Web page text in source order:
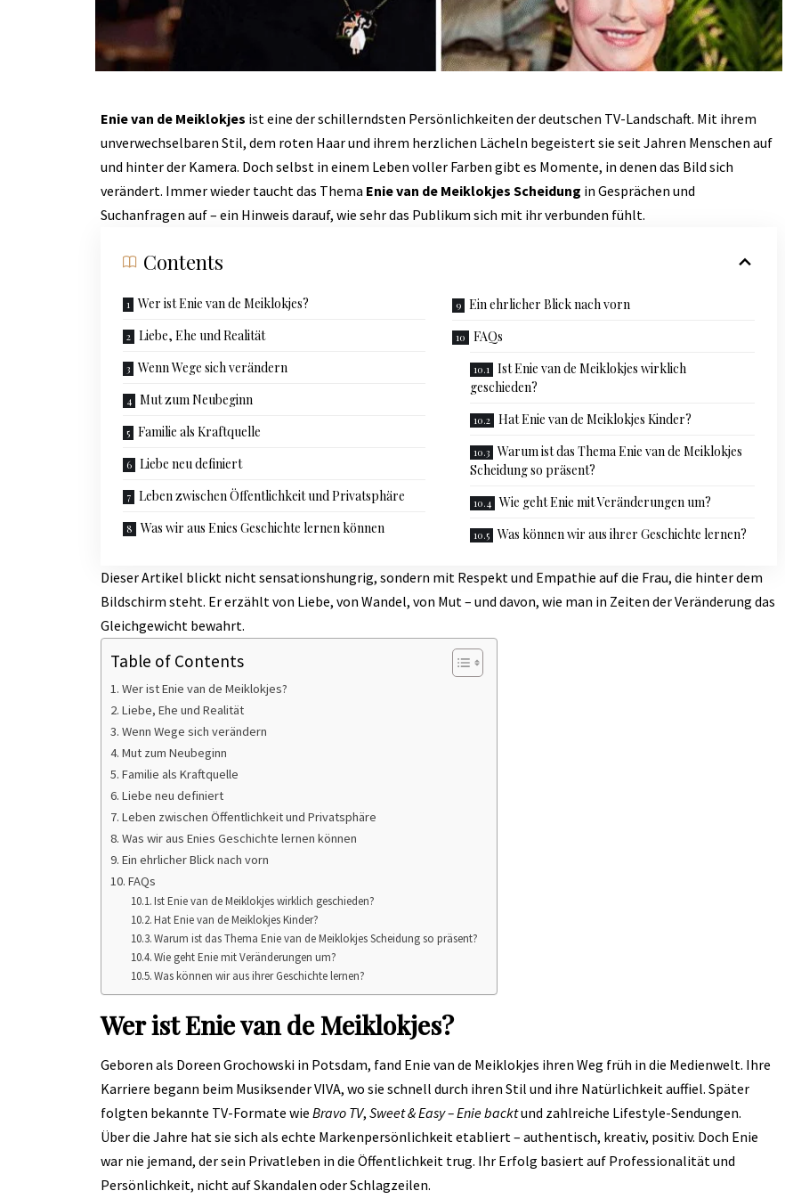
Enie van de Meiklokjes ist eine der schillerndsten Persönlichkeiten der deutschen TV-Landschaft. Mit ihrem
unverwechselbaren Stil, dem roten Haar und ihrem herzlichen Lächeln begeistert sie seit Jahren Menschen auf
und hinter der Kamera. Doch selbst in einem Leben voller Farben gibt es Momente, in denen das Bild sich
verändert. Immer wieder taucht das Thema Enie van de Meiklokjes Scheidung in Gesprächen und
Suchanfragen auf – ein Hinweis darauf, wie sehr das Publikum sich mit ihr verbunden fühlt.
Contents
Wer ist Enie van de Meiklokjes?
Liebe, Ehe und Realität
Wenn Wege sich verändern
Mut zum Neubeginn
Familie als Kraftquelle
Liebe neu definiert
Leben zwischen Öffentlichkeit und Privatsphäre
Was wir aus Enies Geschichte lernen können
Ein ehrlicher Blick nach vorn
FAQs
Ist Enie van de Meiklokjes wirklich
geschieden?
Hat Enie van de Meiklokjes Kinder?
Warum ist das Thema Enie van de Meiklokjes
Scheidung so präsent?
Wie geht Enie mit Veränderungen um?
Was können wir aus ihrer Geschichte lernen?
Dieser Artikel blickt nicht sensationshungrig, sondern mit Respekt und Empathie auf die Frau, die hinter dem
Bildschirm steht. Er erzählt von Liebe, von Wandel, von Mut – und davon, wie man in Zeiten der Veränderung das
Gleichgewicht bewahrt.
Table of Contents
Wer ist Enie van de Meiklokjes?
Liebe, Ehe und Realität
Wenn Wege sich verändern
Mut zum Neubeginn
Familie als Kraftquelle
Liebe neu definiert
Leben zwischen Öffentlichkeit und Privatsphäre
Was wir aus Enies Geschichte lernen können
Ein ehrlicher Blick nach vorn
FAQs
Ist Enie van de Meiklokjes wirklich geschieden?
Hat Enie van de Meiklokjes Kinder?
Warum ist das Thema Enie van de Meiklokjes Scheidung so präsent?
Wie geht Enie mit Veränderungen um?
Was können wir aus ihrer Geschichte lernen?
Wer ist Enie van de Meiklokjes?
Geboren als Doreen Grochowski in Potsdam, fand Enie van de Meiklokjes ihren Weg früh in die Medienwelt. Ihre
Karriere begann beim Musiksender VIVA, wo sie schnell durch ihren Stil und ihre Natürlichkeit auffiel. Später
folgten bekannte TV-Formate wie Bravo TV, Sweet & Easy – Enie backtund zahlreiche Lifestyle-Sendungen.
Über die Jahre hat sie sich als echte Markenpersönlichkeit etabliert – authentisch, kreativ, positiv. Doch Enie
war nie jemand, der sein Privatleben in die Öffentlichkeit trug. Ihr Erfolg basiert auf Professionalität und
Persönlichkeit, nicht auf Skandalen oder Schlagzeilen.